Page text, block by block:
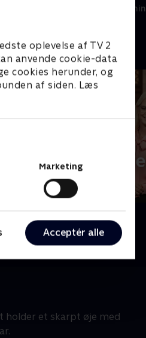
oplevelse af TV 2
anvende cookie-data
cookies herunder, og
af siden. Læs
Marketing
Acceptér alle
historien egentlig?
18. april 2026 • 50 min
& Magasiner
holder et skarpt øje med